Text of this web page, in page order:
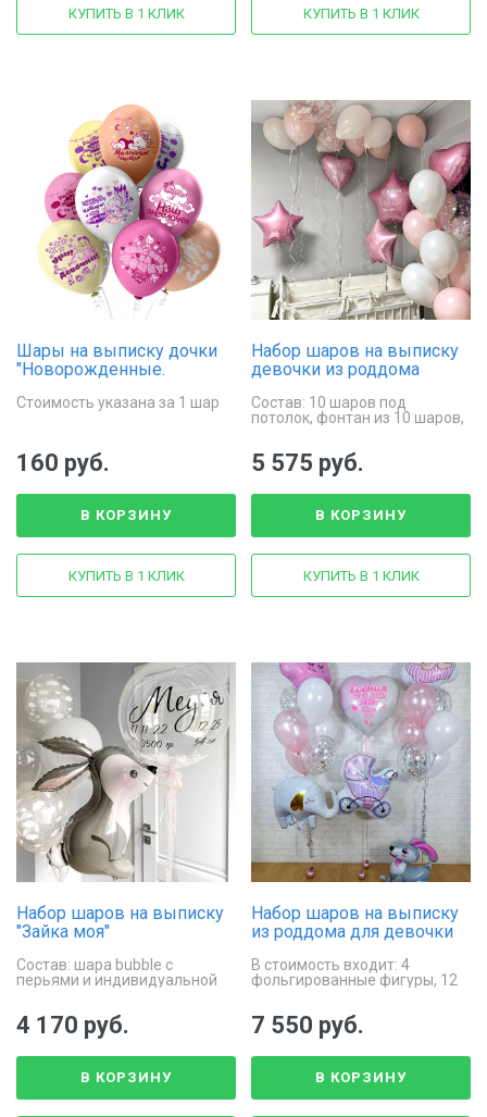
КУПИТЬ В 1 КЛИК КУПИТЬ В 1 КЛИК
Шары на выписку дочки
"Новорожденные.
Стоимость указана за 1 шар
160 руб.
В КОРЗИНУ
КУПИТЬ В 1 КЛИК
Набор шаров на выписку
девочки из роддома
Состав: 10 шаров под
потолок, фонтан из 10 шаров,
фольгированные звезды, 1
фольгирован...
5 575 руб.
В КОРЗИНУ
КУПИТЬ В 1 КЛИК
Набор шаров на выписку
"Зайка моя"
Состав: шара bubble с
перьями и индивидуальной
латексных шаров
4 170 руб.
В КОРЗИНУ
Набор шаров на выписку
из роддома для девочки
В стоимость входит: 4
фольгированные фигуры, 12
ходячая фигура "Заяц"
7 550 руб.
В КОРЗИНУ